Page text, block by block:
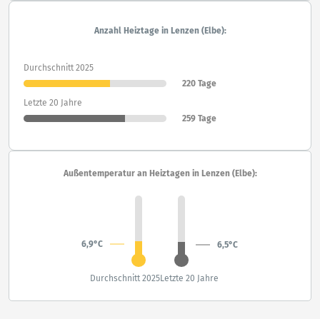
Anzahl Heiztage in Lenzen (Elbe):
Durchschnitt 2025
220 Tage
Letzte 20 Jahre
259 Tage
Außentemperatur an Heiztagen in Lenzen (Elbe):
6,9°C 6,5°C
Durchschnitt 2025Letzte 20 Jahre